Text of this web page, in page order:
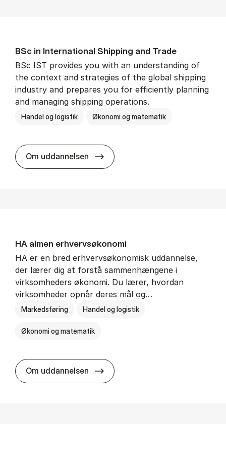
BSc in In­ter­na­tion­al Ship­ping and Trade
BSc IST provides you with an understanding of
the context and strategies of the global shipping
industry and prepares you for efficiently planning
and managing shipping operations.
Handel og logistik Økonomi og matematik
Om uddannelsen BSc in In­ter­na­tion­al Ship­ping
HA al­men erhvervs­økonomi
HA er en bred erhvervsøkonomisk uddannelse,
der lærer dig at forstå sammenhængene i
virksomheders økonomi. Du lærer, hvordan
virksomheder opnår deres mål og…
Markedsføring Handel og logistik
Økonomi og matematik
Om uddannelsen HA al­men erhvervs­økonomi